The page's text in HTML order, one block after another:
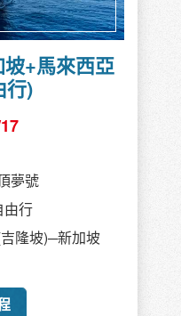
坡+馬來西亞
行)
夢號
由行
隆坡)─新加坡